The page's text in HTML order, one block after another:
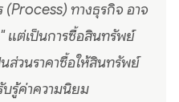
ทางธุรกิจ อาจ
แต่เป็นการซื้อสินทรัพย์
วนราคาซื้อให้สินทรัพย์
รู้ค่าความนิยม